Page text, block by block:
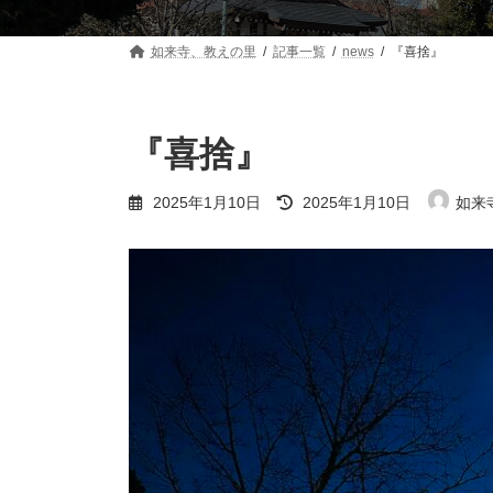
如来寺、教えの里 記事一覧 news 『喜捨』
『喜捨』
2025年1月10日
最
終
新
2025年1月10日 如来